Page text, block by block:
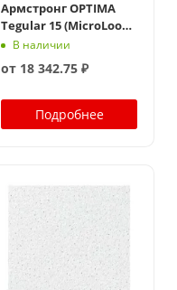
Армстронг OPTIMA
Tegular 15 (MicroLook)
600x600x20
В наличии
от 18 342.75 ₽
Подробнее